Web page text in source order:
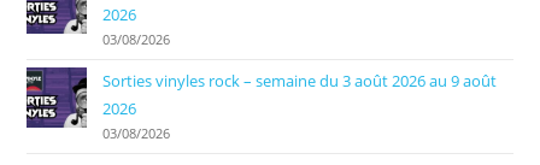
2026
03/08/2026
Sorties vinyles rock – semaine du 3 août 2026 au 9 août
2026
03/08/2026